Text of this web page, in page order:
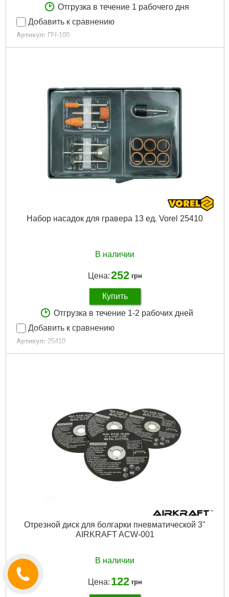
Отгрузка в течение 1 рабочего дня
Добавить к сравнению
Артикул: ПЧ-100
Код товара: 10.97.76
Подробнее...
Набор насадок для гравера 13 ед. Vorel 25410
В наличии
Цена:252 грн
Купить
Отгрузка в течение 1-2 рабочих дней
Добавить к сравнению
Артикул: 25410
Код товара: 19.37.72
Отрезной диск для болгарки пневматической 3"
AIRKRAFT ACW-001
В наличии
Цена: 122 грн